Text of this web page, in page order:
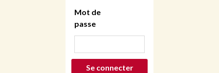
Mot de
passe